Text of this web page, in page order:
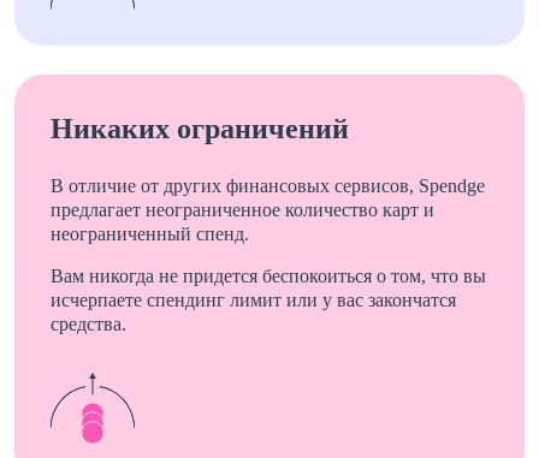
Никаких ограничений
В отличие от других финансовых сервисов, Spendge
предлагает неограниченное количество карт и
неограниченный спенд.
Вам никогда не придется беспокоиться о том, что вы
исчерпаете спендинг лимит или у вас закончатся
средства.